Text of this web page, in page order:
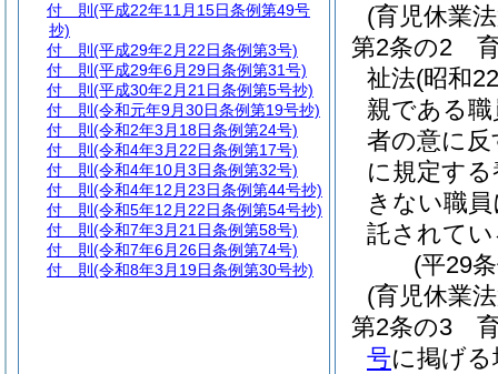
(育児休業
第2条の2
祉法(昭和
親である職
者の意に
に規定す
きない職
託されて
(平29
(育児休業
第2条の3
号に掲げ
付 則 (平成22年11月15日条例第49号
抄)
付 則 (平成29年2月22日条例第3号)
付 則 (平成29年6月29日条例第31号)
付 則 (平成30年2月21日条例第5号抄)
付 則 (令和元年9月30日条例第19号抄)
付 則 (令和2年3月18日条例第24号)
付 則 (令和4年3月22日条例第17号)
付 則 (令和4年10月3日条例第32号)
付 則 (令和4年12月23日条例第44号抄)
付 則 (令和5年12月22日条例第54号抄)
付 則 (令和7年3月21日条例第58号)
付 則 (令和7年6月26日条例第74号)
付 則 (令和8年3月19日条例第30号抄)